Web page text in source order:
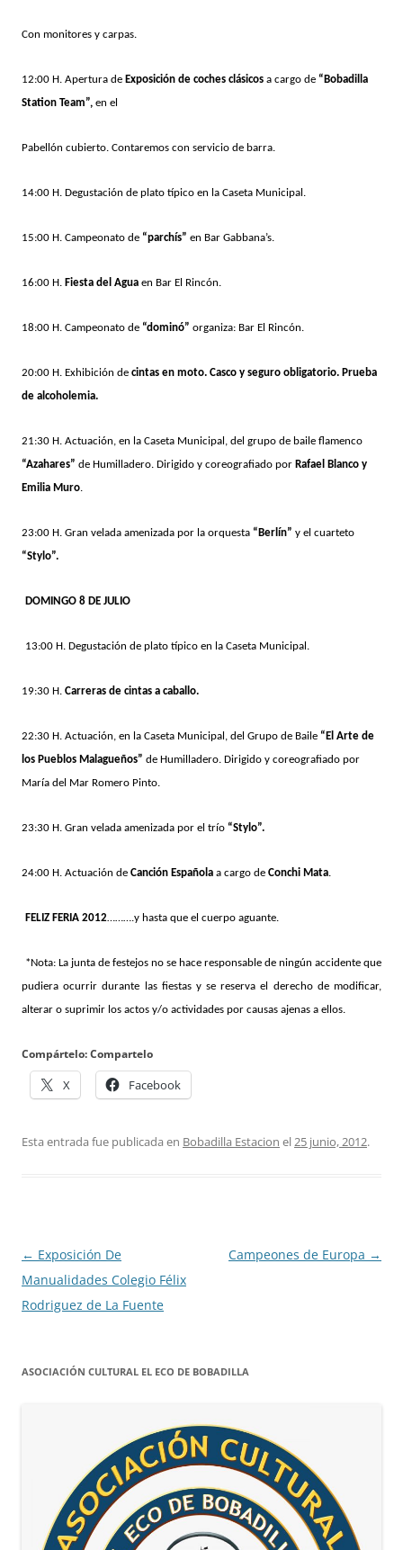
Con monitores y carpas.
12:00 H. Apertura de Exposición de coches clásicos a cargo de “Bobadilla
Station Team”, en el
Pabellón cubierto. Contaremos con servicio de barra.
14:00 H. Degustación de plato típico en la Caseta Municipal.
15:00 H. Campeonato de “parchís” en Bar Gabbana’s.
16:00 H. Fiesta del Agua en Bar El Rincón.
18:00 H. Campeonato de “dominó” organiza: Bar El Rincón.
20:00 H. Exhibición de cintas en moto. Casco y seguro obligatorio. Prueba
de alcoholemia.
21:30 H. Actuación, en la Caseta Municipal, del grupo de baile flamenco
“Azahares” de Humilladero. Dirigido y coreografiado por Rafael Blanco y
Emilia Muro.
23:00 H. Gran velada amenizada por la orquesta “Berlín” y el cuarteto
“Stylo”.
DOMINGO 8 DE JULIO
13:00 H. Degustación de plato típico en la Caseta Municipal.
19:30 H. Carreras de cintas a caballo.
22:30 H. Actuación, en la Caseta Municipal, del Grupo de Baile “El Arte de
los Pueblos Malagueños” de Humilladero. Dirigido y coreografiado por
María del Mar Romero Pinto.
23:30 H. Gran velada amenizada por el trío “Stylo”.
24:00 H. Actuación de Canción Española a cargo de Conchi Mata.
FELIZ FERIA 2012……….y hasta que el cuerpo aguante.
*Nota: La junta de festejos no se hace responsable de ningún accidente que
pudiera ocurrir durante las fiestas y se reserva el derecho de modificar,
alterar o suprimir los actos y/o actividades por causas ajenas a ellos.
Compártelo: Compartelo
X Facebook
Esta entrada fue publicada en Bobadilla Estacion el25 junio, 2012.
Navegación
de
entradas
← Exposición De
Manualidades Colegio Félix
Rodriguez de La Fuente
Campeones de Europa →
ASOCIACIÓN CULTURAL EL ECO DE BOBADILLA